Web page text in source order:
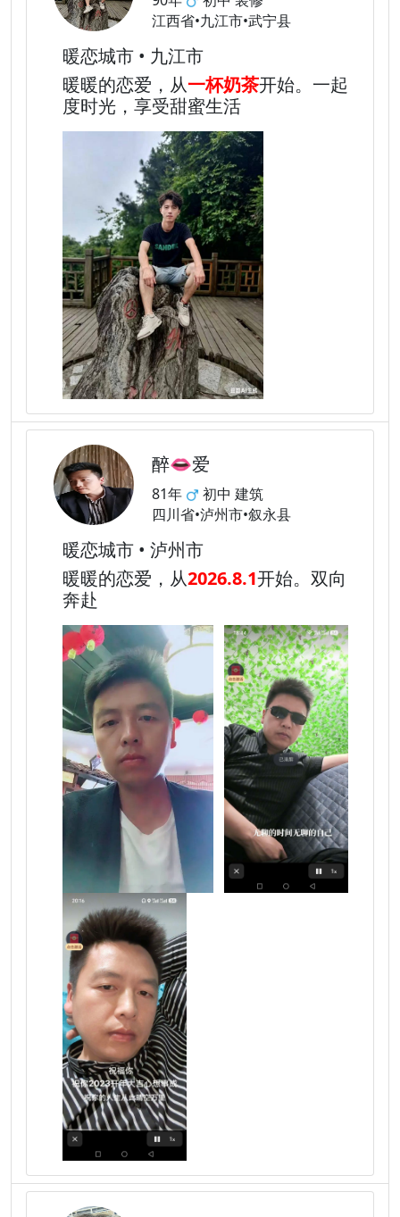
江西省•九江市•武宁县
暖恋城市 • 九江市
暖暖的恋爱，从一杯奶茶开始。一起
度时光，享受甜蜜生活
醉👄爱
81年
初中 建筑
四川省•泸州市•叙永县
暖恋城市 • 泸州市
暖暖的恋爱，从2026.8.1开始。双向
奔赴